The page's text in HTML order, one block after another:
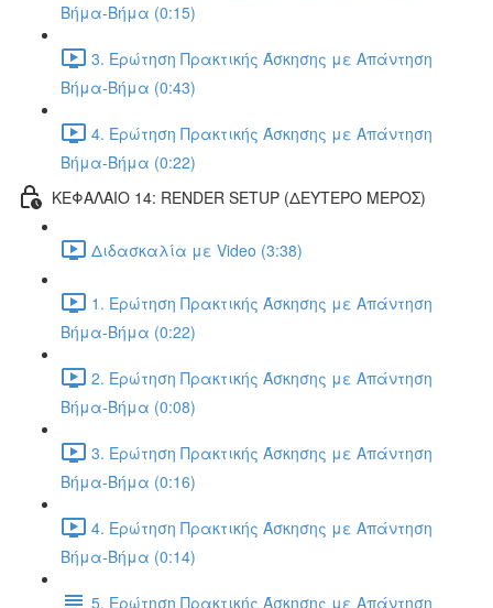
Βήμα-Βήμα (0:15)
3. Ερώτηση Πρακτικής Άσκησης με Απάντηση
Βήμα-Βήμα (0:43)
4. Ερώτηση Πρακτικής Άσκησης με Απάντηση
Βήμα-Βήμα (0:22)
ΚΕΦΑΛΑΙΟ 14: RENDER SETUP (ΔΕΥΤΕΡΟ ΜΕΡΟΣ)
Διδασκαλία με Video (3:38)
1. Ερώτηση Πρακτικής Άσκησης με Απάντηση
Βήμα-Βήμα (0:22)
2. Ερώτηση Πρακτικής Άσκησης με Απάντηση
Βήμα-Βήμα (0:08)
3. Ερώτηση Πρακτικής Άσκησης με Απάντηση
Βήμα-Βήμα (0:16)
4. Ερώτηση Πρακτικής Άσκησης με Απάντηση
Βήμα-Βήμα (0:14)
5. Ερώτηση Πρακτικής Άσκησης με Απάντηση